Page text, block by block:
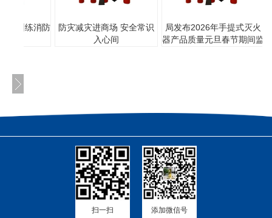
” 训练消防
防灾减灾进商场 安全常识
入心间
局发布2026年手提式灭火
器产品质量元旦春节期间监
扫一扫 添加微信号